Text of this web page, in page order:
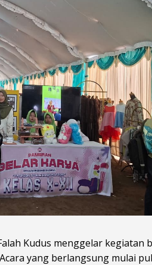
Kudus menggelar kegiatan
yang berlangsung mulai